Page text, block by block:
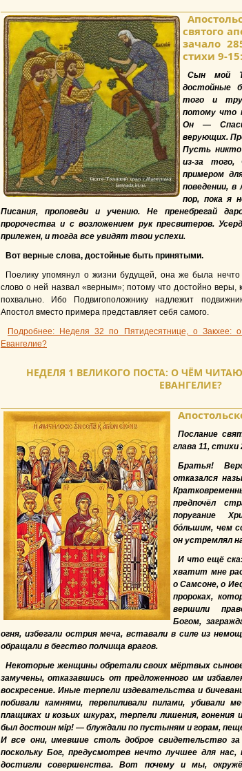
святого
зачало
стихи 9-15:
Сын мой
достойные
того и
потому что
Он —
верующих.
Пусть
из-за
примером
поведении,
пор, пока я
Писания, проповеди и учению. Не пренебрегай
пророчества и с возложением рук пресвитеров.
прилежен, и тогда все увидят твои успехи.
Вот верные слова, достойные быть принятыми.
Поелику упомянул о жизни будущей, она же была
слово о ней назвал «верным»; потому что достойно веры,
похвально. Ибо Подвигоположнику надлежит
Апостол вместо примера представляет себя самого.
Подробнее: Неделя 32 по Пятидесятнице, о Закхее:
Евангелие?
НЕДЕЛЯ 1 ВЕЛИКОГО ПОСТА: О ЧЁМ
ЕВАНГЕЛИЕ?
Послание
глава 11, стихи
Братья!
отказался
предпочёл
поругание
бóльшим, чем
он устремлял
И что ещё
хватит мне
о Самсоне, о
пророках,
вершили
Богом,
огня, избегали острия меча, вставали в силе из
обращали в бегство полчища врагов.
Некоторые женщины обретали своих мёртвых
замучены, отказавшись от предложенного им
воскресение. Иные терпели издевательства и
побивали камнями, перепиливали пилами, убивали
плащиках и козьих шкурах, терпели лишения,
был достоин мір! — блуждали по пустыням и горам,
И все они, имевшие столь доброе свидетельство за
поскольку Бог, предусмотрев нечто лучшее для
достигли совершенства. Вот почему и мы,